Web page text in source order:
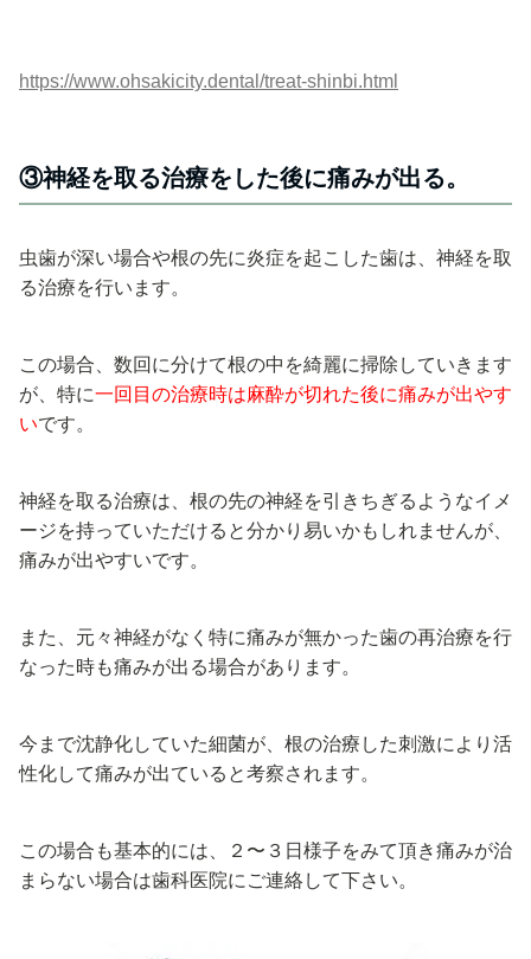
https://www.ohsakicity.dental/treat-shinbi.html
③神経を取る治療をした後に痛みが出る。
虫歯が深い場合や根の先に炎症を起こした歯は、神経を取
る治療を行います。
この場合、数回に分けて根の中を綺麗に掃除していきます
が、特に一回目の治療時は麻酔が切れた後に痛みが出やす
いです。
神経を取る治療は、根の先の神経を引きちぎるようなイメ
ージを持っていただけると分かり易いかもしれませんが、
痛みが出やすいです。
また、元々神経がなく特に痛みが無かった歯の再治療を行
なった時も痛みが出る場合があります。
今まで沈静化していた細菌が、根の治療した刺激により活
性化して痛みが出ていると考察されます。
この場合も基本的には、２〜３日様子をみて頂き痛みが治
まらない場合は歯科医院にご連絡して下さい。